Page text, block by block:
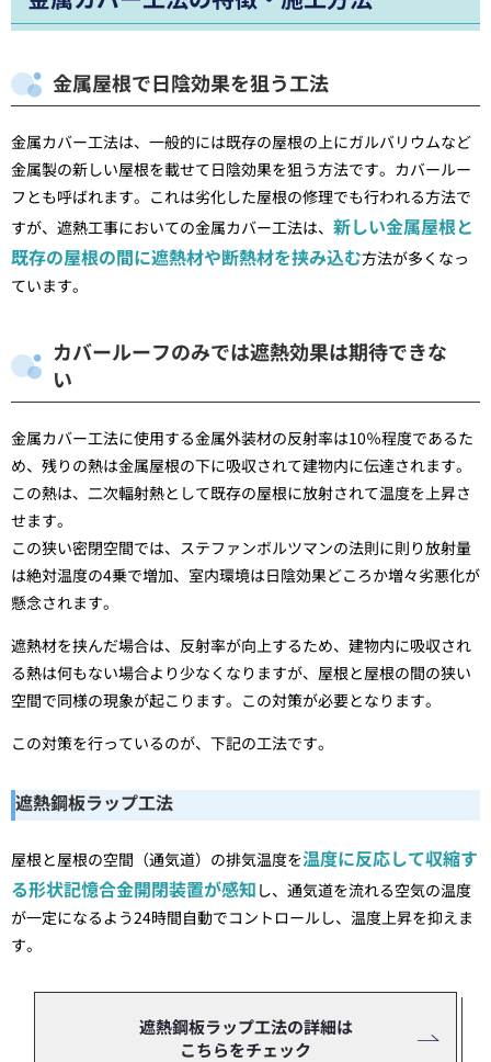
金属屋根で日陰効果を狙う工法
金属カバー工法は、一般的には既存の屋根の上にガルバリウムなど
金属製の新しい屋根を載せて日陰効果を狙う方法です。カバールー
フとも呼ばれます。これは劣化した屋根の修理でも行われる方法で
すが、遮熱工事においての金属カバー工法は、 新しい金属屋根と
既存の屋根の間に遮熱材や断熱材を挟み込む方法が多くなっ
ています。
カバールーフのみでは遮熱効果は期待できな
い
金属カバー工法に使用する金属外装材の反射率は10％程度であるた
め、残りの熱は金属屋根の下に吸収されて建物内に伝達されます。
この熱は、二次輻射熱として既存の屋根に放射されて温度を上昇さ
せます。
この狭い密閉空間では、ステファンボルツマンの法則に則り放射量
は絶対温度の4乗で増加、室内環境は日陰効果どころか増々劣悪化が
懸念されます。
遮熱材を挟んだ場合は、反射率が向上するため、建物内に吸収され
る熱は何もない場合より少なくなりますが、屋根と屋根の間の狭い
空間で同様の現象が起こります。この対策が必要となります。
この対策を行っているのが、下記の工法です。
遮熱鋼板ラップ工法
屋根と屋根の空間（通気道）の排気温度を温度に反応して収縮す
る形状記憶合金開閉装置が感知 し、通気道を流れる空気の温度
が一定になるよう24時間自動でコントロールし、温度上昇を抑えま
す。
遮熱鋼板ラップ工法の詳細は
こちらをチェック